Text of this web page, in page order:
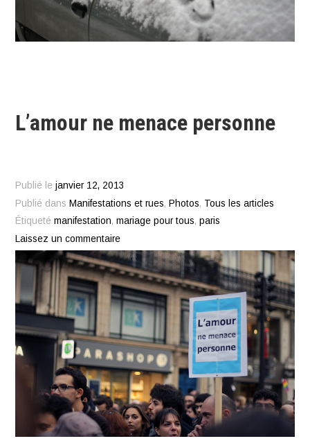
L’amour ne menace personne
Publié lejanvier 12, 2013
Publié dansManifestations et rues,Photos, Tous les articles
Étiquetémanifestation,mariage pour tous,paris
Laissez un commentaire